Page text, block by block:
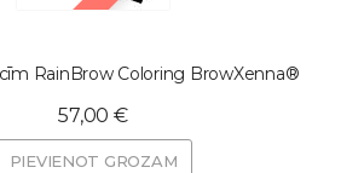
RainBrow Coloring BrowXenna®
57,00 €
PIEVIENOT GROZAM